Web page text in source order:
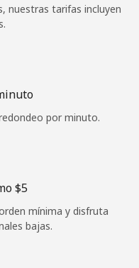
nuestras tarifas incluyen
por minuto.
⁦$5⁩
mínima y disfruta
bajas.